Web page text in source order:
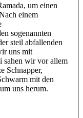
um einen
einem
sogenannten
steil abfallenden
uns mit
sahen wir vor allem
Schnapper,
mit den
uns herum.